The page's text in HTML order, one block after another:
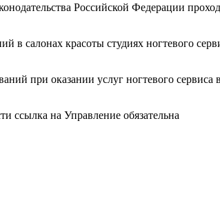
Российской Федерации
салонах красоты студиях ногтевого
при оказании услуг ногтевого
ссылка на Управление обязательна